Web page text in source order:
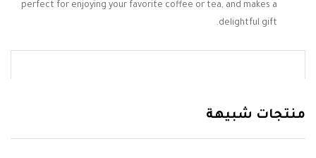
perfect for enjoying your favorite coffee or tea, and makes a
delightful gift.
منتجات شبيهة